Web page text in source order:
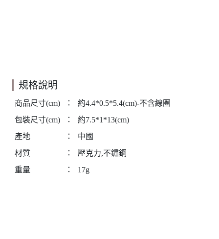
規格說明
商品尺寸(cm) ：
約4.4*0.5*5.4(cm)-不含線圈
包裝尺寸(cm)
：
約7.5*1*13(cm)
產地
：
中國
材質
：
壓克力,不鏽鋼
重量
： 17g